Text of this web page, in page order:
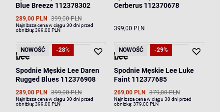
Blue Breeze 112378302
289,00 PLN 399,00 PLN
Najniższa cena w ciągu 30 dni przed
obniżką:399,00 PLN
Cerberus 112370678
399,00 PLN
NOWOŚĆ -28%
Spodnie Męskie Lee Daren
Rugged Blues 112376908
289,00 PLN 399,00 PLN
Najniższa cena w ciągu 30 dni przed
obniżką:399,00 PLN
NOWOŚĆ -29%
Spodnie Męskie Lee Luke
Faint 112377685
269,00 PLN 379,00 PLN
Najniższa cena w ciągu 30 dni przed
obniżką:379,00 PLN